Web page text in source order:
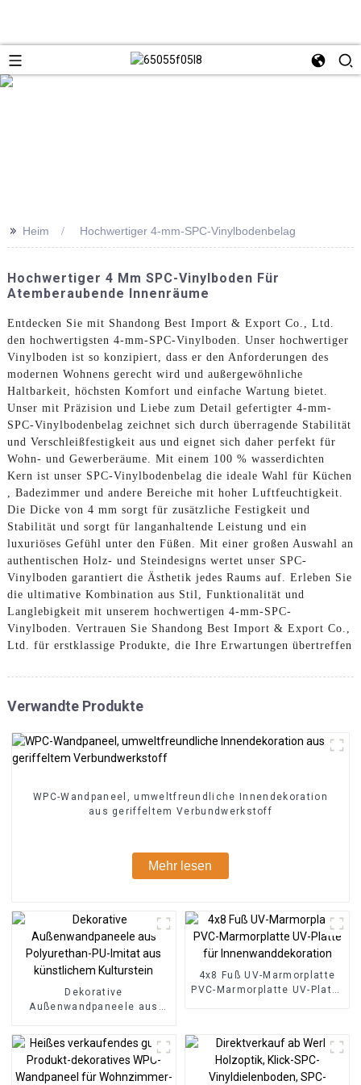
>> Heim Hochwertiger 4-mm-SPC-Vinylbodenbelag
Hochwertiger 4 Mm SPC-Vinylboden Für
Atemberaubende Innenräume
Entdecken Sie mit Shandong Best Import & Export Co., Ltd.
den hochwertigsten 4-mm-SPC-Vinylboden. Unser hochwertiger
Vinylboden ist so konzipiert, dass er den Anforderungen des
modernen Wohnens gerecht wird und außergewöhnliche
Haltbarkeit, höchsten Komfort und einfache Wartung bietet.
Unser mit Präzision und Liebe zum Detail gefertigter 4-mm-
SPC-Vinylbodenbelag zeichnet sich durch überragende Stabilität
und Verschleißfestigkeit aus und eignet sich daher perfekt für
Wohn- und Gewerberäume. Mit einem 100 % wasserdichten
Kern ist unser SPC-Vinylbodenbelag die ideale Wahl für Küchen
, Badezimmer und andere Bereiche mit hoher Luftfeuchtigkeit.
Die Dicke von 4 mm sorgt für zusätzliche Festigkeit und
Stabilität und sorgt für langanhaltende Leistung und ein
luxuriöses Gefühl unter den Füßen. Mit einer großen Auswahl an
authentischen Holz- und Steindesigns wertet unser SPC-
Vinylboden garantiert die Ästhetik jedes Raums auf. Erleben Sie
die ultimative Kombination aus Stil, Funktionalität und
Langlebigkeit mit unserem hochwertigen 4-mm-SPC-
Vinylboden. Vertrauen Sie Shandong Best Import & Export Co.,
Ltd. für erstklassige Produkte, die Ihre Erwartungen übertreffen
Verwandte Produkte
WPC-Wandpaneel, umweltfreundliche Innendekoration
aus geriffeltem Verbundwerkstoff
Mehr lesen
Dekorative
Außenwandpaneele aus
künstlichem Kulturstein
4x8 Fuß UV-Marmorplatte
PVC-Marmorplatte UV-Platte